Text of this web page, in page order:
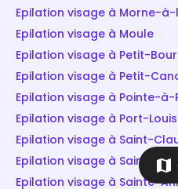
Epilation visage à Morne-à-
Epilation visage à Moule
Epilation visage à Petit-
Epilation visage à Petit-
Epilation visage à Pointe-à-
Epilation visage à Port-Louis
Epilation visage à Saint-
Epilation visage à Saint-
Epilation visage à Sainte-
map